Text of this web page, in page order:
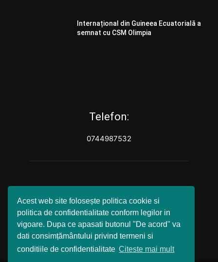
Acest web site folosește politica cookie si
politica de confidentialitate conform legilor in
vigoare. Dupa ce apasati butonul "De acord" va
dati consimțământului privind termeni si
conditiile de confidentialitate Citeste mai mult
Internațional din Guineea Ecuatorială a
semnat cu CSM Olimpia
Telefon:
0744987532